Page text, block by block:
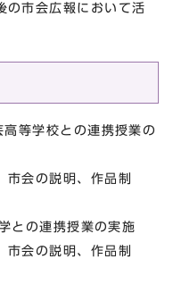
市会広報において活
学校との連携授業の
説明、作品制
の連携授業の実施
説明、作品制